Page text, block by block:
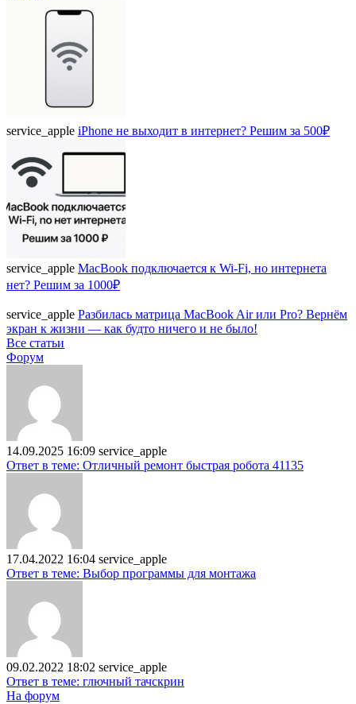
service_apple iPhone не выходит в интернет? Решим за 500₽
service_apple MacBook подключается к Wi-Fi, но интернета
нет? Решим за 1000₽
service_apple Разбилась матрица MacBook Air или Pro? Вернём
экран к жизни — как будто ничего и не было!
Все статьи
Форум
14.09.2025 16:09 service_apple
Ответ в теме: Отличный ремонт быстрая робота 41135
17.04.2022 16:04 service_apple
Ответ в теме: Выбор программы для монтажа
09.02.2022 18:02 service_apple
Ответ в теме: глючный тачскрин
На форум